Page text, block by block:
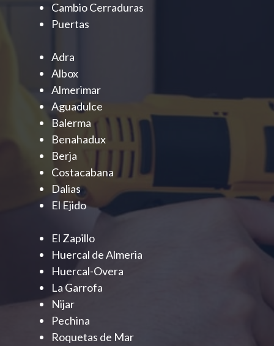
Cambio Cerraduras
Puertas
Adra
Albox
Almerimar
Aguadulce
Balerma
Benahadux
Berja
Costacabana
Dalias
El Ejido
El Zapillo
Huercal de Almeria
Huercal-Overa
La Garrofa
Nijar
Pechina
Roquetas de Mar